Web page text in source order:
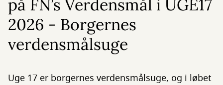
på FN’s Verdensmål i UGE17
2026 - Borgernes
verdensmålsuge
Uge 17 er borgernes verdensmålsuge, og i løbet